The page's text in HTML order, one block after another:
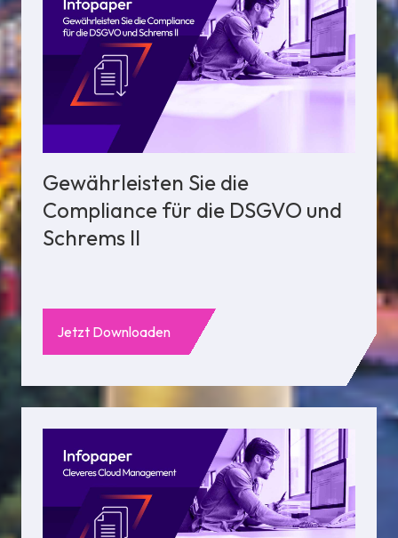
Gewährleisten Sie die
Compliance für die DSGVO und
Schrems II
Jetzt Downloaden